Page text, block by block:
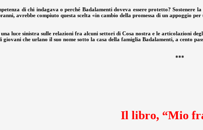
di chi indagava o perché Badalamenti doveva essere protetto?
avrebbe compiuto questa scelta «in cambio della promessa di un appoggio
luce sinistra sulle relazioni fra alcuni settori di Cosa nostra e le articolazioni
che urlano il suo nome sotto la casa della famiglia Badalamenti, a cento
***
Il libro, “Mio